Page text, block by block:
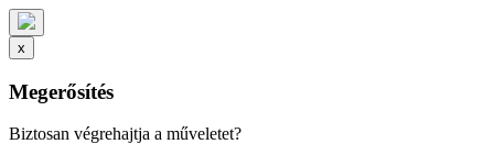
x
Megerősítés
Biztosan végrehajtja a műveletet?